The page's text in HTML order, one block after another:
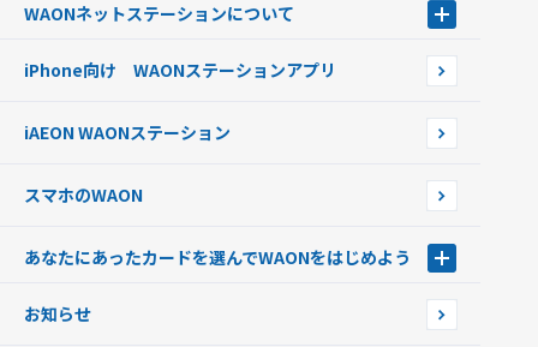
銀行口座・ATMからチャージする
オートチャージ
ポイントからチャージする
チャージ上限金額の変更について
WAON POINTサービス会員登録に伴う個人データの共同利用のお知
WAONネットステーションについて
WAONネットステーションWAON端末について
iPhone向け WAONステーションアプリ
iAEON WAONステーション
スマホのWAON
あなたにあったカードを選んでWAONをはじめよう
フードバンク応援WAON
お知らせ